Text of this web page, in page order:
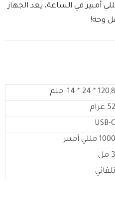
تدفق الهواء. مع 1000 مللي أمبير في الساعة، يعد الجهاز
وجه!
120,8 * 24 * 14 ملم
52 غرام
USB-C
1000 مللي أمبير
3 مل
تلقائي